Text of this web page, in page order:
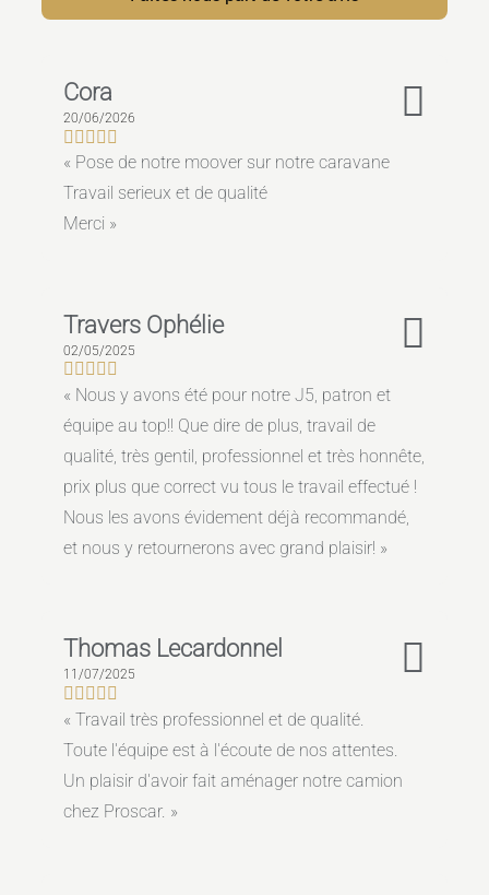
Cora
20/06/2026
Pose de notre moover sur notre caravane
Travail serieux et de qualité
Merci
Travers Ophélie
02/05/2025
Nous y avons été pour notre J5, patron et
équipe au top!! Que dire de plus, travail de
qualité, très gentil, professionnel et très honnête,
prix plus que correct vu tous le travail effectué !
Nous les avons évidement déjà recommandé,
et nous y retournerons avec grand plaisir!
Thomas Lecardonnel
11/07/2025
Travail très professionnel et de qualité.
Toute l'équipe est à l'écoute de nos attentes.
Un plaisir d'avoir fait aménager notre camion
chez Proscar.